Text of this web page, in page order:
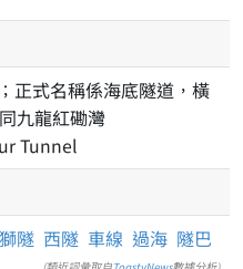
正式名稱係海底隧道，橫
同九龍紅磡灣
Tunnel
獅隧 西隧 車線 過海 隧巴